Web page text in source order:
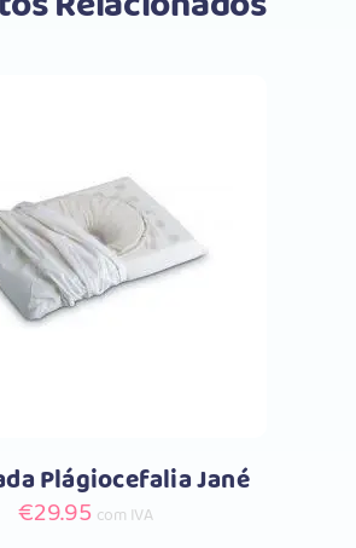
Comprar
Plágiocefalia Jané
€29.95 com IVA